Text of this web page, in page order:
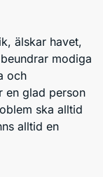
älskar havet,
modiga
och
en glad person
ska alltid
alltid en